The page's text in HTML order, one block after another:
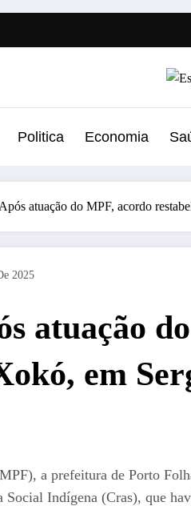
Politica Economia
atuação do MPF, acordo
2025
atuação
em
a prefeitura de Porto
Social Indígena (Cras), que